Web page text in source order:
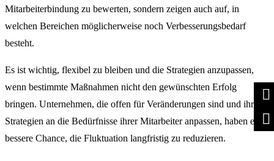
Mitarbeiterbindung zu bewerten, sondern zeigen auch auf, in
welchen Bereichen möglicherweise noch Verbesserungsbedarf
besteht.
Es ist wichtig, flexibel zu bleiben und die Strategien anzupassen,
wenn bestimmte Maßnahmen nicht den gewünschten Erfolg
bringen. Unternehmen, die offen für Veränderungen sind und ihre
Strategien an die Bedürfnisse ihrer Mitarbeiter anpassen, haben eine
bessere Chance, die Fluktuation langfristig zu reduzieren.